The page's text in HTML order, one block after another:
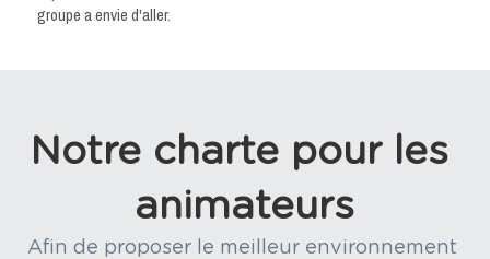
groupe a envie d'aller.
Notre charte pour les
animateurs
Afin de proposer le meilleur environnement